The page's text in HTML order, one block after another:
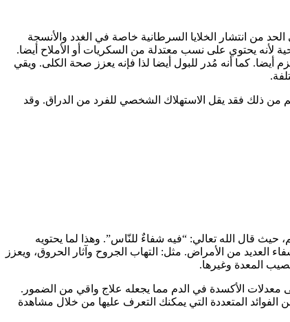
من انتشار الخلايا السرطانية خاصة في الغدد والأنسجة
لأنه يحتوي على نسب معتدلة من السكريات أو الأملاح أيضا.
أيضا. كما أنه مُدر للبول أيضا لذا فإنه يعزز صحة الكلى. ويقي
من ذلك فقد يقل الاستهلاك الشخصي للفرد من الدراق. وقد
قال الله تعالي: “فيه شفاءٌ للنّاس”. وهذا لما يحتويه
العديد من الأمراض. مثل: التهاب الجروح وآثار الحروق، ويعزز
المعدة وغيرها.
معدلات الأكسدة في الدم مما يجعله علاج واقي من الضمور.
ما تناولته بشكل منتظم لمدة أسبوع. وغيرها من الفوائد المتعددة التي يمكنك التعرف عليها من خلال مشاهدة